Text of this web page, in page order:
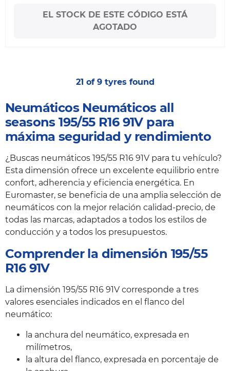
EL STOCK DE ESTE CÓDIGO ESTÁ
AGOTADO
21 of 9 tyres found
Neumáticos Neumáticos all
seasons 195/55 R16 91V para
máxima seguridad y rendimiento
¿Buscas neumáticos 195/55 R16 91V para tu vehículo?
Esta dimensión ofrece un excelente equilibrio entre
confort, adherencia y eficiencia energética. En
Euromaster, se beneficia de una amplia selección de
neumáticos con la mejor relación calidad-precio, de
todas las marcas, adaptados a todos los estilos de
conducción y a todos los presupuestos.
Comprender la dimensión 195/55
R16 91V
La dimensión 195/55 R16 91V corresponde a tres
valores esenciales indicados en el flanco del
neumático:
la anchura del neumático, expresada en
milímetros,
la altura del flanco, expresada en porcentaje de